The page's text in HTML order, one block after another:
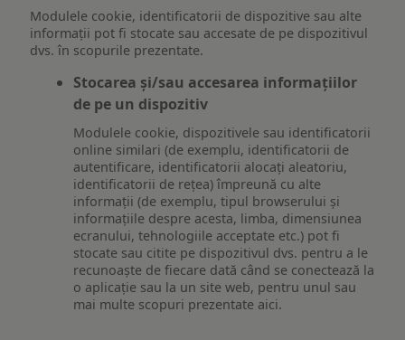
Modulele cookie, identificatorii de dispozitive sau alte
informații pot fi stocate sau accesate de pe dispozitivul
dvs. în scopurile prezentate.
Stocarea și/sau accesarea informațiilor
de pe un dispozitiv
Modulele cookie, dispozitivele sau identificatorii
online similari (de exemplu, identificatorii de
autentificare, identificatorii alocați aleatoriu,
identificatorii de rețea) împreună cu alte
informații (de exemplu, tipul browserului și
informațiile despre acesta, limba, dimensiunea
ecranului, tehnologiile acceptate etc.) pot fi
stocate sau citite pe dispozitivul dvs. pentru a le
recunoaște de fiecare dată când se conectează la
o aplicație sau la un site web, pentru unul sau
mai multe scopuri prezentate aici.